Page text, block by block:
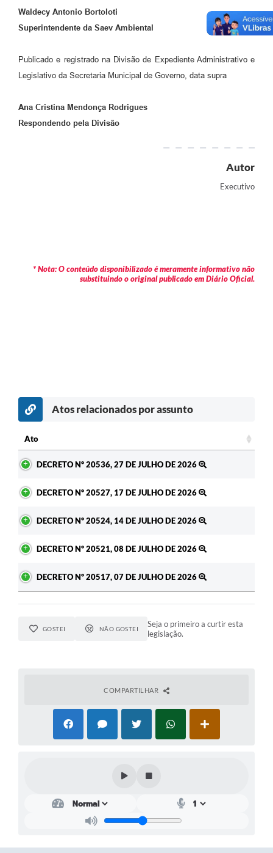
Waldecy Antonio Bortoloti
Superintendente da Saev Ambiental
Publicado e registrado na Divisão de Expediente Administrativo e
Legislativo da Secretaria Municipal de Governo, data supra
Ana Cristina Mendonça Rodrigues
Respondendo pela Divisão
Autor
Executivo
* Nota: O conteúdo disponibilizado é meramente informativo não
substituindo o original publicado em Diário Oficial.
Atos relacionados por assunto
Ato
DECRETO Nº 20536, 27 DE JULHO DE 2026
DECRETO Nº 20527, 17 DE JULHO DE 2026
DECRETO Nº 20524, 14 DE JULHO DE 2026
DECRETO Nº 20521, 08 DE JULHO DE 2026
DECRETO Nº 20517, 07 DE JULHO DE 2026
GOSTEI NÃO GOSTEI
Seja o primeiro a curtir esta
legislação.
COMPARTILHAR